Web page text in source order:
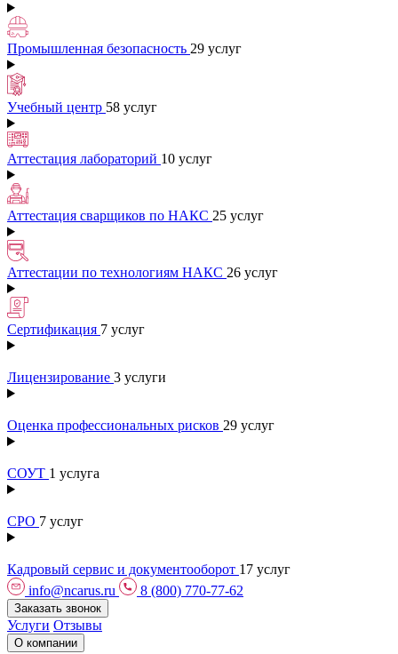
Промышленная безопасность 29 услуг
Учебный центр 58 услуг
Аттестация лабораторий 10 услуг
Аттестация сварщиков по НАКС 25 услуг
Аттестации по технологиям НАКС 26 услуг
Сертификация 7 услуг
Лицензирование 3 услуги
Оценка профессиональных рисков 29 услуг
СОУТ 1 услуга
СРО 7 услуг
Кадровый сервис и документооборот 17 услуг
info@ncarus.ru
8 (800) 770-77-62
Заказать звонок
Услуги Отзывы
О компании